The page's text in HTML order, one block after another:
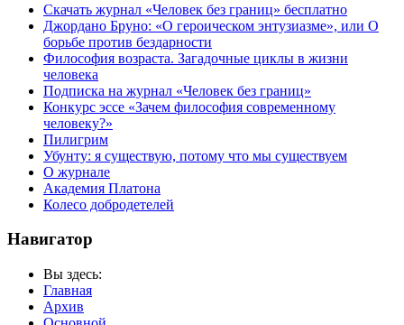
Скачать журнал «Человек без границ» бесплатно
Джордано Бруно: «О героическом энтузиазме», или О
борьбе против бездарности
Философия возраста. Загадочные циклы в жизни
человека
Подписка на журнал «Человек без границ»
Конкурс эссе «Зачем философия современному
человеку?»
Пилигрим
Убунту: я существую, потому что мы существуем
О журнале
Академия Платона
Колесо добродетелей
Навигатор
Вы здесь:
Главная
Архив